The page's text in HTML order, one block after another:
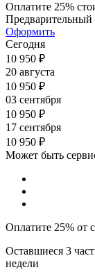
Оплатите 25%
Предварительный
Оформить
Сегодня
10 950 ₽
20 августа
10 950 ₽
03 сентября
10 950 ₽
17 сентября
10 950 ₽
Может быть
Оплатите 25% от
Оставшиеся 3
недели